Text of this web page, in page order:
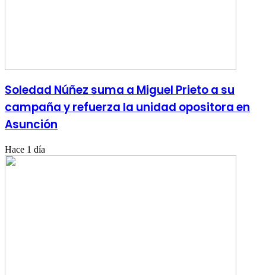
Soledad Núñez suma a Miguel Prieto a su
campaña y refuerza la unidad opositora en
Asunción
Hace 1 día